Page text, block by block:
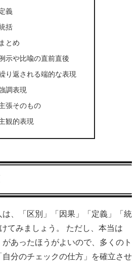
義
括
とめ
例示や比喩の直前直後
り返される端的な表現
調表現
張そのもの
観的表現
、「区別」「因果」「定義」「統
てみましょう。 ただし、本当は
があったほうがよいので、多くのト
分のチェックの仕方」を確立させ